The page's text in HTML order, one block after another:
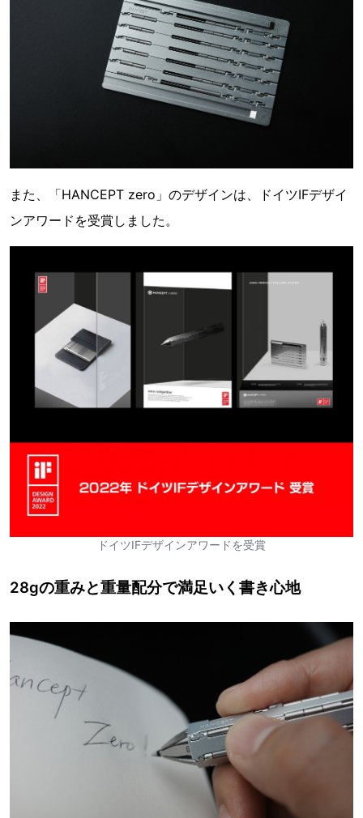
また、「HANCEPT zero」のデザインは、ドイツIFデザイ
ンアワードを受賞しました。
ドイツIFデザインアワードを受賞
28gの重みと重量配分で満足いく書き心地